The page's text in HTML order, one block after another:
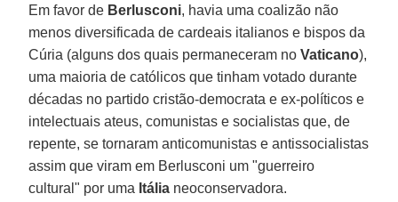
Em favor de Berlusconi, havia uma coalizão não
menos diversificada de cardeais italianos e bispos da
Cúria (alguns dos quais permaneceram noVaticano),
uma maioria de católicos que tinham votado durante
décadas no partido cristão-democrata e ex-políticos e
intelectuais ateus, comunistas e socialistas que, de
repente, se tornaram anticomunistas e antissocialistas
assim que viram em Berlusconi um "guerreiro
cultural" por uma Itália neoconservadora.